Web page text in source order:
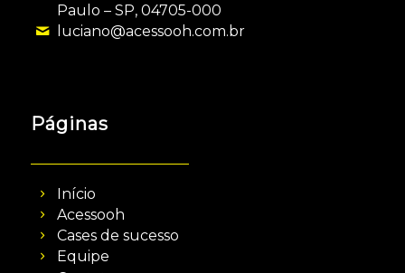
Paulo – SP, 04705-000
luciano@acessooh.com.br
Páginas
Início
Acessooh
Cases de sucesso
Equipe